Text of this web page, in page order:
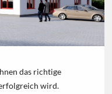
das richtige
wird.